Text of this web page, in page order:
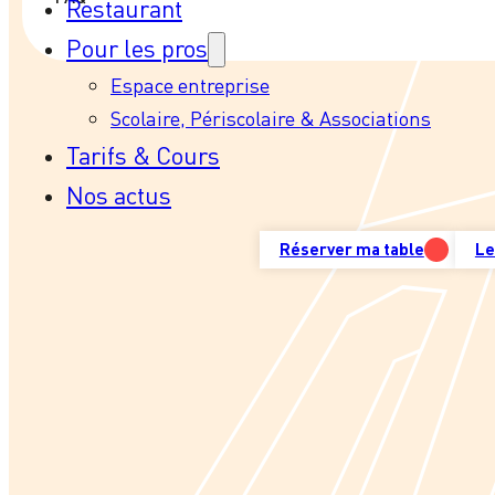
Restaurant
Pour les pros
Espace entreprise
Scolaire, Périscolaire & Associations
Tarifs & Cours
Nos actus
Réserver ma table